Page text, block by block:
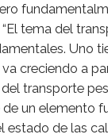
tema del
Uno
creciendo a
transporte
un elemento
estado de las